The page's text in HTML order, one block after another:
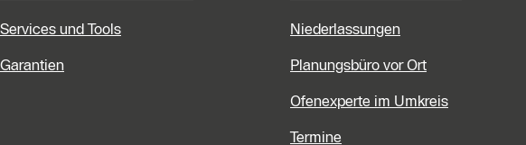
Services und Tools
Garantien
Niederlassungen
Planungsbüro vor Ort
Ofenexperte im Umkreis
Termine